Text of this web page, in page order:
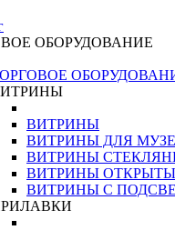
ОБОРУДОВАНИЕ
ВИТРИНЫ
ВИТРИНЫ ДЛЯ
ВИТРИНЫ
ВИТРИНЫ
ВИТРИНЫ С